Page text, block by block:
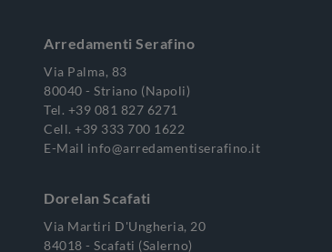
Arredamenti Serafino
Via Palma, 83
80040 - Striano (Napoli)
Tel. +39 081 827 6271
Cell. +39 333 700 1622
E-Mail info@arredamentiserafino.it
Dorelan Scafati
Via Martiri D'Ungheria, 20
84018 - Scafati (Salerno)